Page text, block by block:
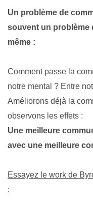
Un problème de
souvent un problème
même :
Comment passe la
notre mental ? Entre
Améliorons déjà la
observons les effets :
Une meilleure
avec une meilleure
Essayez le work de
: